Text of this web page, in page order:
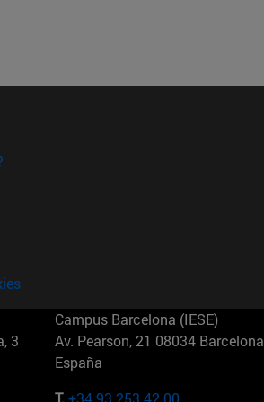
3
Campus Barcelona (IESE)
Av. Pearson, 21 08034 Barcelona
España
T. +34 93 253 42 00